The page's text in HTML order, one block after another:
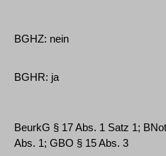
BGHZ: nein
BGHR: ja
BeurkG § 17 Abs. 1 Satz 1;
Abs. 1; GBO § 15 Abs. 3